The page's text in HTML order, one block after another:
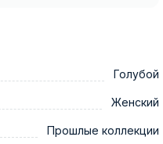
Голубой
Женский
Прошлые коллекции